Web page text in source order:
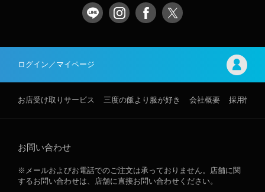
ログイン／マイページ
お店受け取りサービス 三度の飯より服が好き 会社概要 採用情報
お問い合わせ
※メールおよびお電話でのご注文は承っておりません。店舗に関
するお問い合わせは、店舗に直接お問い合わせください。